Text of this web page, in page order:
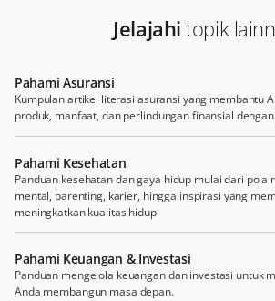
Jelajahitopik
Pahami Asuransi
Kumpulan artikel literasi asuransi yang membantu
produk, manfaat, dan perlindungan finansial
Pahami Kesehatan
Panduan kesehatan dan gaya hidup mulai dari pola
mental, parenting, karier, hingga inspirasi yang
meningkatkan kualitas hidup.
Pahami Keuangan & Investasi
Panduan mengelola keuangan dan investasi untuk
Anda membangun masa depan.